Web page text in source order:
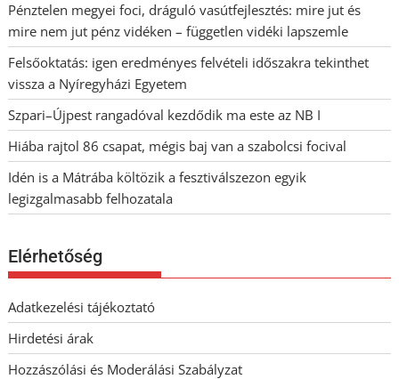
Pénztelen megyei foci, dráguló vasútfejlesztés: mire jut és
mire nem jut pénz vidéken – független vidéki lapszemle
Felsőoktatás: igen eredményes felvételi időszakra tekinthet
vissza a Nyíregyházi Egyetem
Szpari–Újpest rangadóval kezdődik ma este az NB I
Hiába rajtol 86 csapat, mégis baj van a szabolcsi focival
Idén is a Mátrába költözik a fesztiválszezon egyik
legizgalmasabb felhozatala
Elérhetőség
Adatkezelési tájékoztató
Hirdetési árak
Hozzászólási és Moderálási Szabályzat